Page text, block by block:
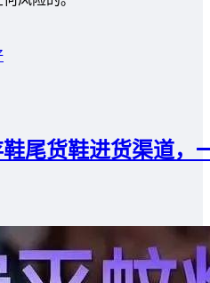
尾货鞋进货渠道，